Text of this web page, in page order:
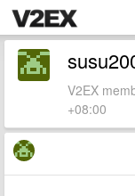
V2EX
+08:00